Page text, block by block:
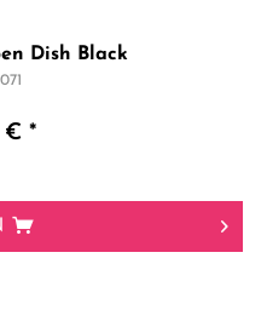
Dish Black
€ *